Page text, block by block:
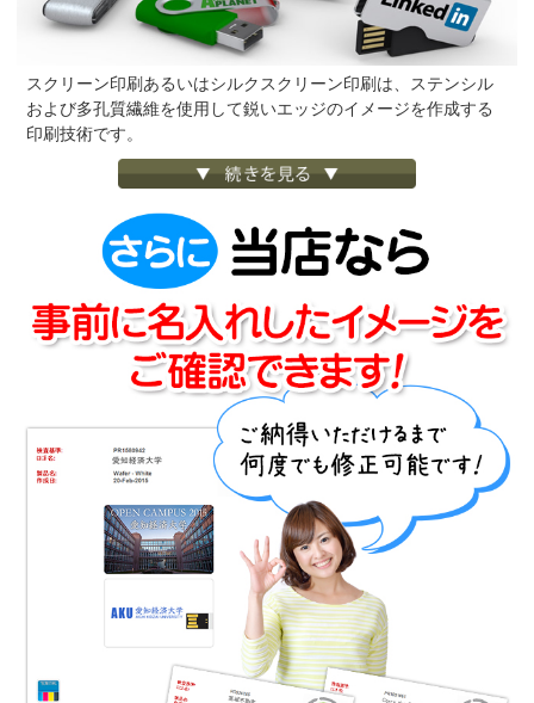
スクリーン印刷あるいはシルクスクリーン印刷は、ステンシル
および多孔質繊維を使用して鋭いエッジのイメージを作成する
印刷技術です。